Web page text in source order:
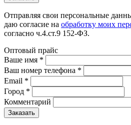
Отправляя свои персональные
даю согласие на обработку моих
согласно ч.4.ст.9 152-ФЗ.
Оптовый прайс
Ваше имя *
Ваш номер телефона *
Email *
Город *
Комментарий